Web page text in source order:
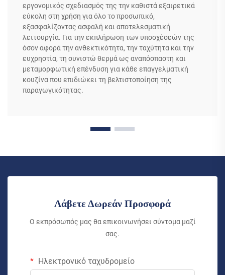
εργονομικός σχεδιασμός της την καθιστά εξαιρετικά
εύκολη στη χρήση για όλο το προσωπικό,
εξασφαλίζοντας ασφαλή και αποτελεσματική
λειτουργία. Για την εκπλήρωση των υποσχέσεών της
όσον αφορά την ανθεκτικότητα, την ταχύτητα και την
ευχρηστία, τη συνιστώ θερμά ως αναπόσπαστη και
μεταμορφωτική επένδυση για κάθε επαγγελματική
κουζίνα που επιδιώκει τη βελτιστοποίηση της
παραγωγικότητας.
Λάβετε Δωρεάν Προσφορά
Ο εκπρόσωπός μας θα επικοινωνήσει σύντομα μαζί
σας.
Ηλεκτρονικό ταχυδρομείο